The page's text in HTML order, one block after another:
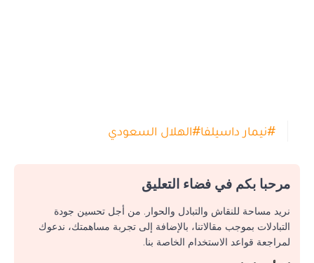
#نيمار داسيلفا#الهلال السعودي
مرحبا بكم في فضاء التعليق
نريد مساحة للنقاش والتبادل والحوار. من أجل تحسين جودة
التبادلات بموجب مقالاتنا، بالإضافة إلى تجربة مساهمتك، ندعوك
لمراجعة قواعد الاستخدام الخاصة بنا.